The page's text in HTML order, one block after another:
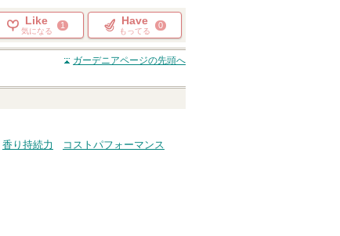
Like
気になる
1 Have
もってる
0
ガーデニアページの先頭へ
香り持続力
コストパフォーマンス